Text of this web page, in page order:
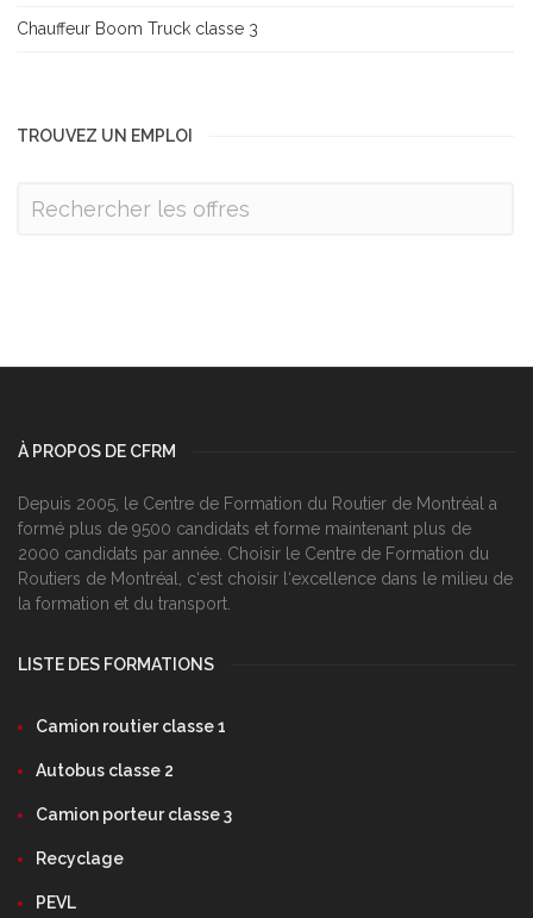
Chauffeur Boom Truck classe 3
TROUVEZ UN EMPLOI
À PROPOS DE CFRM
Depuis 2005, le Centre de Formation du Routier de Montréal a
formé plus de 9500 candidats et forme maintenant plus de
2000 candidats par année. Choisir le Centre de Formation du
Routiers de Montréal, c‘est choisir l‘excellence dans le milieu de
la formation et du transport.
LISTE DES FORMATIONS
Camion routier classe 1
Autobus classe 2
Camion porteur classe 3
Recyclage
PEVL